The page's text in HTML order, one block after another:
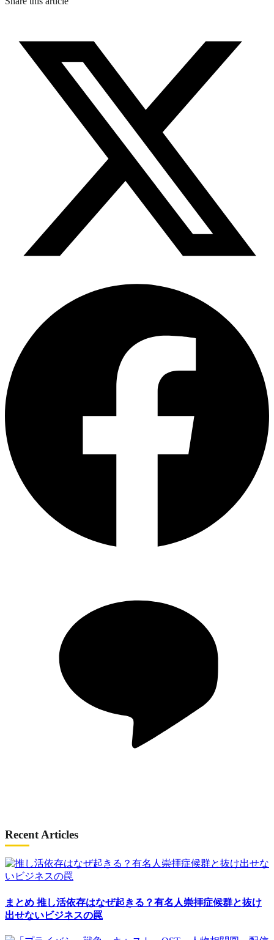
Recent Articles
まとめ 推し活依存はなぜ起きる？有名人崇拝症候群と抜け
出せないビジネスの罠